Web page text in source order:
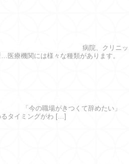
病院、クリニッ
医療機関には様々な種類があります。
「今の職場がきつくて辞めたい」
るタイミングがわ […]